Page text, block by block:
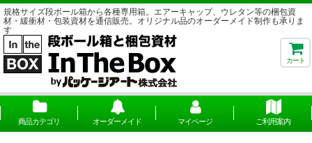
規格サイズ段ボール箱から各種専用箱。エアーキャップ、ウレタン等の梱包資
材・緩衝材・包装資材を通信販売。オリジナル品のオーダーメイド制作も承りま
す
カート
商品カテゴリ オーダーメイド マイページ ご利用案内